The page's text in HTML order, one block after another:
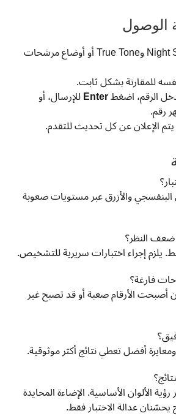
الوصول
أوقف وضع Night Shift وTrue Tone أو أوضاع مرشحات
للمقارنة بشكل ثابت.
الرقم، اضغطEnterللإرسال، أو
رقم.
الإعلان عن كل تحديث للتقدم.
البنفسجي والأزرق عبر مستويات صعوبة
النظر؟
يلزم إجراء اختبارات سريرية للتشخيص.
فارغة؟
أصبحت الأرقام صعبة أو قد تصبح غير
أفضل تعطي نتائج أكثر موثوقية.
الألوان الأساسية. الإضاءة المحايدة
عدالة الاختبار فقط.